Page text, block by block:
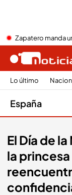
Zapatero manda
Lo último
España
El Día de
la